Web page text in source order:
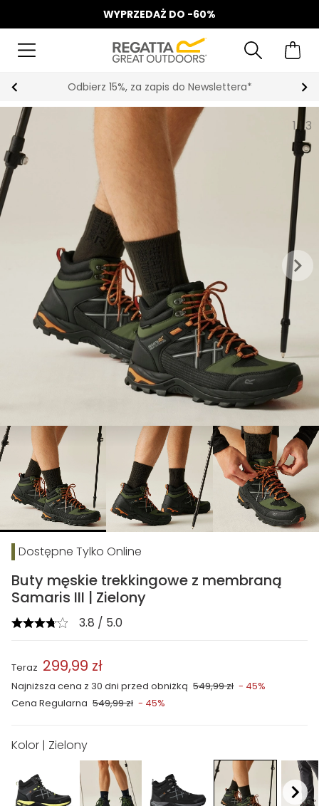
WYPRZEDAŻ DO -60%
Odbierz 15%, za zapis do Newslettera*
1 3
keyboard_arrow_right
Dostępne Tylko Online
Buty męskie trekkingowe z membraną
Samaris III | Zielony
3.8 / 5.0
Cena Regularna 549,99 zł - 45%
Najniższa cena z 30 dni przed obniżką 549,99 zł - 45%
Teraz 299,99 zł
Kolor | Zielony